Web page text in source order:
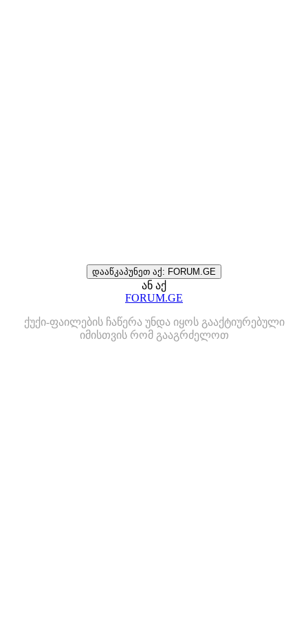
დააწკაპუნეთ აქ: FORUM.GE
ან აქ
FORUM.GE
ქუქი-ფაილების ჩაწერა უნდა იყოს გააქტიურებული
იმისთვის რომ გააგრძელოთ